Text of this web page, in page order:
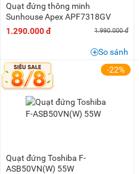
Quạt đứng thông minh
Sunhouse Apex APF7318GV
1.290.000 đ
1.990.000 đ
So sánh
-22%
Quạt đứng Toshiba F-
ASB50VN(W) 55W